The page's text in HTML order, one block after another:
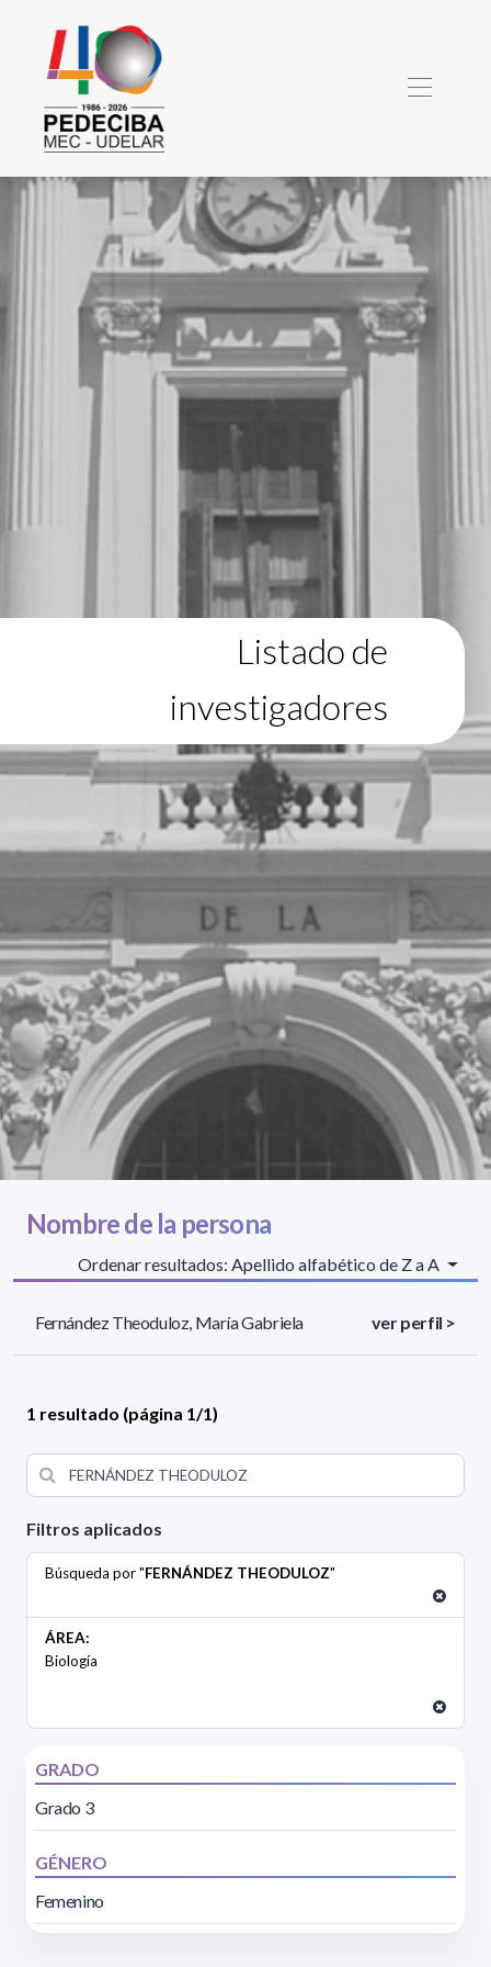
Listado de
investigadores
Filtros aplicados
Búsqueda por "FERNÁNDEZ THEODULOZ"
ÁREA:
Biología
GRADO
Grado 3
GÉNERO
Femenino
Nombre de la persona
Ordenar resultados: Apellido alfabético de Z a A
Fernández Theoduloz, María Gabriela ver perfil >
1 resultado (página 1/1)